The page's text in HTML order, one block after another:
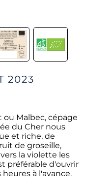
2023
ou Malbec, cépage
du Cher nous
et riche, de
de groseille,
la violette les
préférable d'ouvrir
à l'avance.